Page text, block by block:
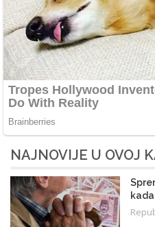
NAJNOVIJE U OVOJ